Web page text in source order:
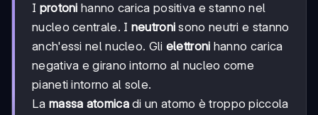
I protoni hanno carica positiva e stanno nel
nucleo centrale. I neutroni sono neutri e stanno
anch'essi nel nucleo. Gli elettroni hanno carica
negativa e girano intorno al nucleo come
pianeti intorno al sole.
La massa atomicadi un atomo è troppo piccola